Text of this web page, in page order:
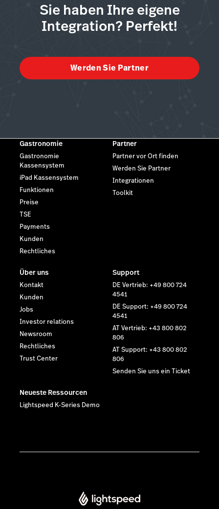
Sie haben Ihre eigene
Integration? Perfekt!
Werden Sie Partner
Gastronomie
Gastronomie
Kassensystem
iPad Kassensystem
Funktionen
Preise
TSE
Payments
Kunden
Rechtliches
Partner
Partner vor Ort finden
Werden Sie Partner
Integrationen
Toolkit
Über uns
Kontakt
Kunden
Jobs
Investor relations
Newsroom
Rechtliches
Trust Center
Support
DE Vertrieb: +49 800 724
4541
DE Support: +49 800 724
4541
AT Vertrieb: +43 800 802
806
AT Support: +43 800 802
806
Senden Sie uns ein Ticket
Neueste Ressourcen
Lightspeed K-Series Demo